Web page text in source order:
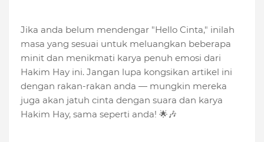
Jika anda belum mendengar "Hello Cinta," inilah
masa yang sesuai untuk meluangkan beberapa
minit dan menikmati karya penuh emosi dari
Hakim Hay ini. Jangan lupa kongsikan artikel ini
dengan rakan-rakan anda — mungkin mereka
juga akan jatuh cinta dengan suara dan karya
Hakim Hay, sama seperti anda! 🌟🎶